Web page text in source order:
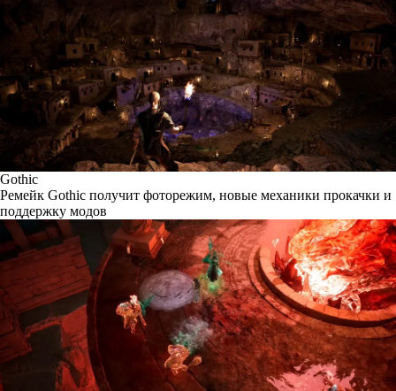
Gothic
Ремейк Gothic получит фоторежим, новые механики прокачки и
поддержку модов